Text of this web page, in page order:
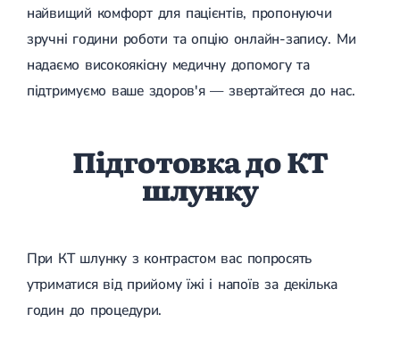
Дерматологія
Масаж
найвищий комфорт для пацієнтів, пропонуючи
зручні години роботи та опцію онлайн-запису. Ми
надаємо високоякісну медичну допомогу та
підтримуємо ваше здоров'я — звертайтеся до нас.
Підготовка до КТ
шлунку
При КТ шлунку з контрастом вас попросять
утриматися від прийому їжі і напоїв за декілька
годин до процедури.